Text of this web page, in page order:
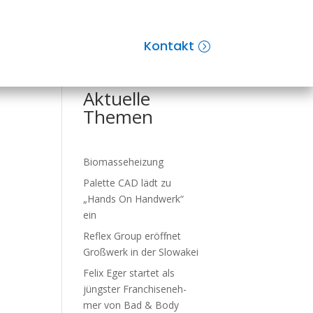
KontaktSuchen
Aktuelle
Themen
Biomasseheizung
Palette CAD lädt zu
„Hands On Handwerk“
ein
Reflex Group er­öff­net
Groß­werk in der Slo­wa­kei
Felix Eger startet als
jüngster Fran­chise­neh­
mer von Bad & Body